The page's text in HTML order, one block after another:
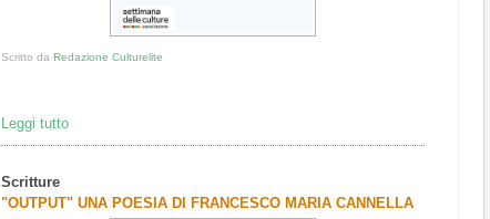
Scritto daRedazione Culturelite
Leggi tutto
Scritture
"OUTPUT" UNA POESIA DI FRANCESCO MARIA CANNELLA